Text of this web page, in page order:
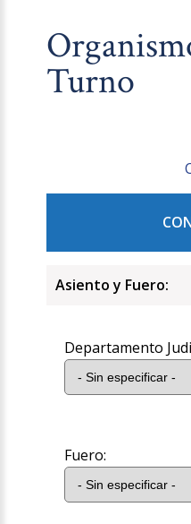
Turno
Asiento y Fuero:
Departamento
Fuero: